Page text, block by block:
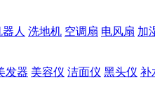
人 洗地机 空调扇 电风扇 加
发器 美容仪 洁面仪 黑头仪 补